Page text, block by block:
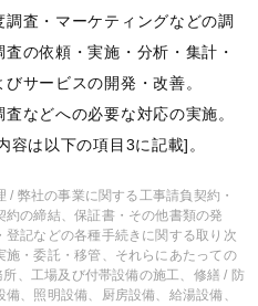
査・マーケティングなどの調
の依頼・実施・分析・集計・
サービスの開発・改善。
などへの必要な対応の実施。
容は以下の項目3に記載]。
弊社の事業に関する工事請負契約・
の締結、保証書・その他書類の発
記などの各種手続きに関する取り次
施・委託・移管、それらにあたっての
、工場及び付帯設備の施工、修繕 / 防
、照明設備、厨房設備、給湯設備、